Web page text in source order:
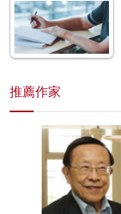
推薦作家